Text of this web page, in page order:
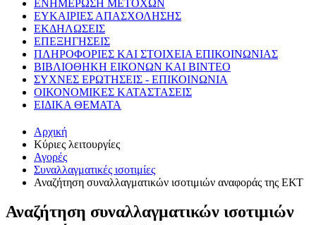
ΕΝΗΜΕΡΩΣΗ ΜΕΤΟΧΩΝ
ΕΥΚΑΙΡΙΕΣ ΑΠΑΣΧΟΛΗΣΗΣ
ΕΚΔΗΛΩΣΕΙΣ
ΕΠΕΞΗΓΗΣΕΙΣ
ΠΛΗΡΟΦΟΡΙΕΣ ΚΑΙ ΣΤΟΙΧΕΙΑ ΕΠΙΚΟΙΝΩΝΙΑΣ
ΒΙΒΛΙΟΘΗΚΗ ΕΙΚΟΝΩΝ ΚΑΙ ΒΙΝΤΕΟ
ΣΥΧΝΕΣ ΕΡΩΤΗΣΕΙΣ - ΕΠΙΚΟΙΝΩΝΙΑ
ΟΙΚΟΝΟΜΙΚΕΣ ΚΑΤΑΣΤΑΣΕΙΣ
ΕΙΔΙΚΑ ΘΕΜΑΤΑ
Αρχική
Κύριες λειτουργίες
Αγορές
Συναλλαγματικές ισοτιμίες
Αναζήτηση συναλλαγματικών ισοτιμιών αναφοράς της ΕΚΤ
Αναζήτηση συναλλαγματικών ισοτιμιών